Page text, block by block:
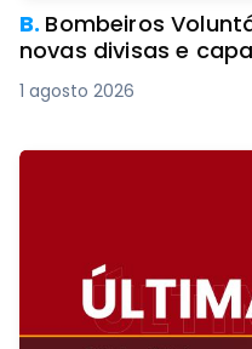
B. Bombeiros
novas divisas e
1 agosto 2026